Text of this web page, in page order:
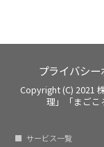
プライバシ
Copyright (C) 2021
理」「まごこ
サービス一覧